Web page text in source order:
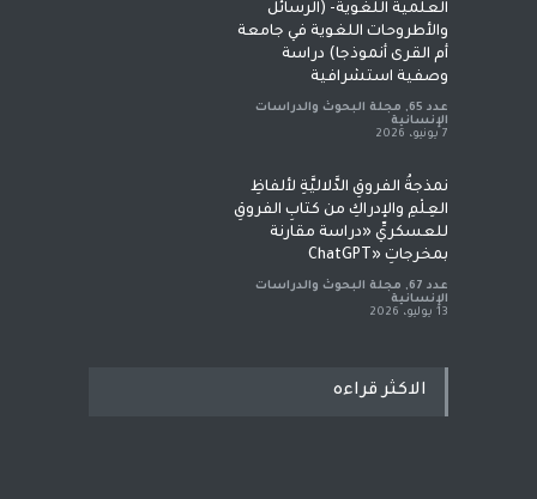
العلمية اللغوية- (الرسائل
والأطروحات اللغوية في جامعة
أم القرى أنموذجا) دراسة
وصفية استشرافية
عدد 65 , مجلة البحوث والدراسات
الإنسانية
7 يونيو، 2026
نمذجةُ الفروقِ الدَّلاليَّةِ لألفاظِ
العِلْمِ والإدراكِ من كتابِ الفروقِ
للعسكريِّ «دراسة مقارنة
بمخرجاتِ «ChatGPT
عدد 67 , مجلة البحوث والدراسات
الإنسانية
13 يوليو، 2026
الاكثر قراءه